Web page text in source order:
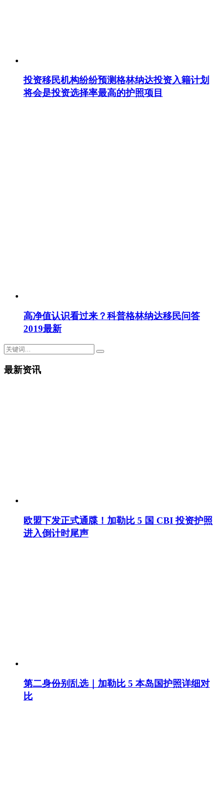
投资移民机构纷纷预测格林纳达投资入籍计划
将会是投资选择率最高的护照项目
高净值认识看过来？科普格林纳达移民问答
2019最新
最新资讯
欧盟下发正式通牒！加勒比 5 国 CBI 投资护照
进入倒计时尾声
第二身份别乱选｜加勒比 5 本岛国护照详细对
比